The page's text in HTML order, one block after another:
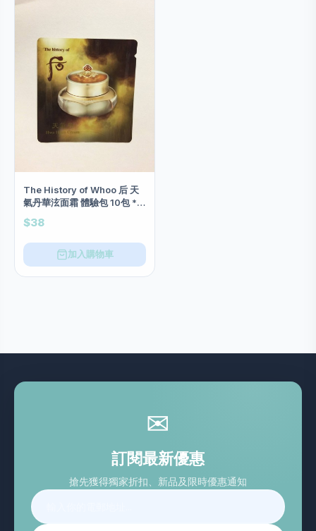
The History of Whoo 后 天
氣丹華泫面霜 體驗包 10包 *開
$38
加入購物車
✉
訂閱最新優惠
搶先獲得獨家折扣、新品及限時優惠通知